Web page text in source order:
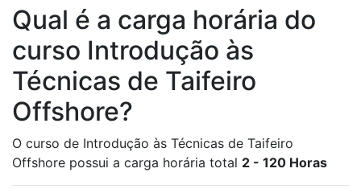
Qual é a carga horária do
curso Introdução às
Técnicas de Taifeiro
Offshore?
O curso de Introdução às Técnicas de Taifeiro
Offshore possui a carga horária total 2 - 120 Horas